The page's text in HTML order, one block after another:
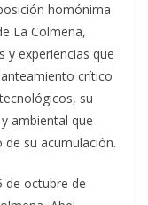
homónima
La Colmena,
experiencias que
crítico
su
ambiental que
su acumulación.
de octubre de